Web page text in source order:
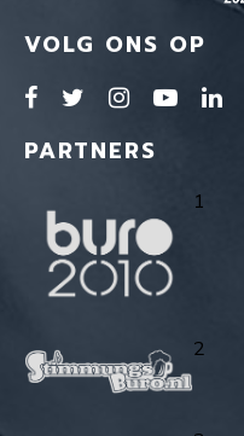
VOLG ONS OP
PARTNERS
1
2